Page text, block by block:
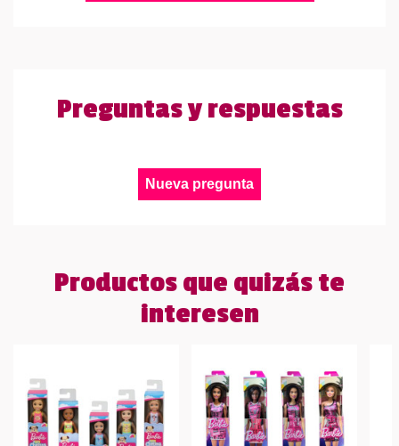
Preguntas y respuestas
Nueva pregunta
Productos que quizás te
interesen